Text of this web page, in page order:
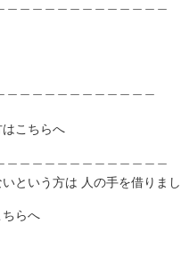
こちらへ
という方は 人の手を借りま
ちらへ